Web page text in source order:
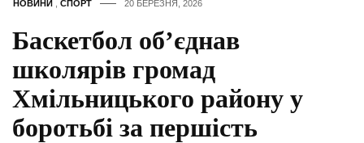
НОВИНИ СПОРТ 20 БЕРЕЗНЯ, 2026
Баскетбол об’єднав
школярів громад
Хмільницького району у
боротьбі за першість